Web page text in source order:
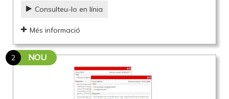
Consulteu-lo en línia
Més informació
2 NOU